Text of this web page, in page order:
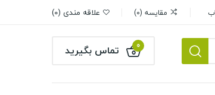
مقایسه 0 علاقه مندی 0
تماس بگیرید 0